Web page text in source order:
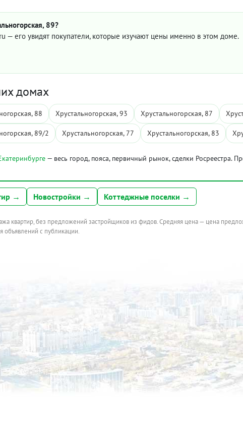
89?
— его увидят покупатели, которые изучают цены именно в этом доме.
домах
88 Хрустальногорская, 93 Хрустальногорская, 87
89/2 Хрустальногорская, 77 Хрустальногорская, 83
— весь город, пояса, первичный рынок, сделки Росреестра.
→ Новостройки → Коттеджные поселки →
квартир, без предложений застройщиков из фидов. Средняя цена — цена
объявлений с публикации.